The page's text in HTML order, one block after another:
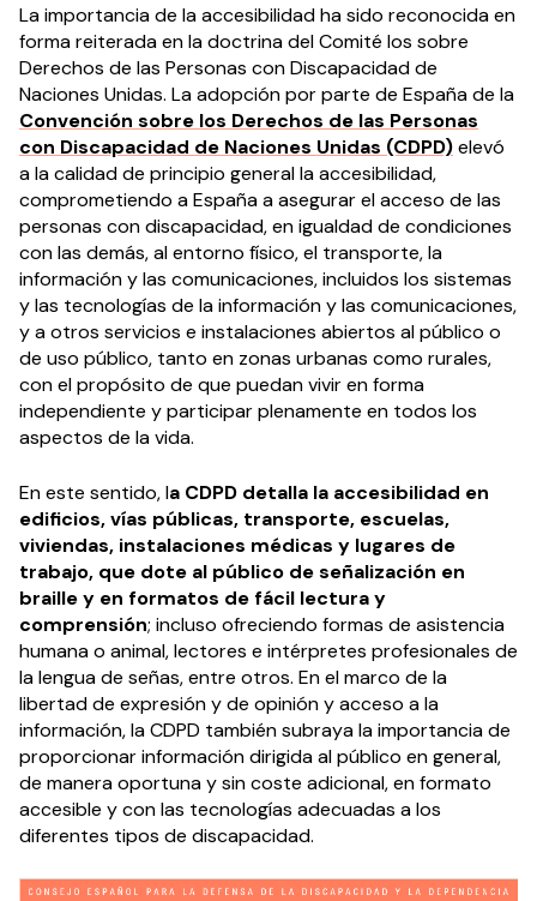
La importancia de la accesibilidad ha sido reconocida en
forma reiterada en la doctrina del Comité los sobre
Derechos de las Personas con Discapacidad de
Naciones Unidas. La adopción por parte de España de la
Convención sobre los Derechos de las Personas
con Discapacidad de Naciones Unidas (CDPD)elevó
a la calidad de principio general la accesibilidad,
comprometiendo a España a asegurar el acceso de las
personas con discapacidad, en igualdad de condiciones
con las demás, al entorno físico, el transporte, la
información y las comunicaciones, incluidos los sistemas
y las tecnologías de la información y las comunicaciones,
y a otros servicios e instalaciones abiertos al público o
de uso público, tanto en zonas urbanas como rurales,
con el propósito de que puedan vivir en forma
independiente y participar plenamente en todos los
aspectos de la vida.
En este sentido, la CDPD detalla la accesibilidad en
edificios, vías públicas, transporte, escuelas,
viviendas, instalaciones médicas y lugares de
trabajo, que dote al público de señalización en
braille y en formatos de fácil lectura y
comprensión; incluso ofreciendo formas de asistencia
humana o animal, lectores e intérpretes profesionales de
la lengua de señas, entre otros. En el marco de la
libertad de expresión y de opinión y acceso a la
información, la CDPD también subraya la importancia de
proporcionar información dirigida al público en general,
de manera oportuna y sin coste adicional, en formato
accesible y con las tecnologías adecuadas a los
diferentes tipos de discapacidad.